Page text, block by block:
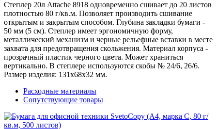
Степлер 20л Attache 8918 одновременно сшивает до 20 листов
плотностью 80 г/кв.м. Позволяет производить сшивание
открытым и закрытым способом. Глубина закладки бумаги -
50 мм (5 см). Степлер имеет эргономичную форму,
металлический механизм и черные рельефные вставки в месте
захвата для предотвращения скольжения. Материал корпуса -
прозрачный пластик черного цвета. Может храниться
вертикально. В степлере используются скобы № 24/6, 26/6.
Размер изделия: 131x68x32 мм.
Расходные материалы
Сопутствующие товары